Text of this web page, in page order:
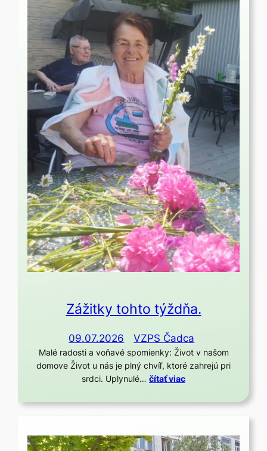
Zážitky tohto týždňa.
09.07.2026 VZPS Čadca
Malé radosti a voňavé spomienky: Život v našom
domove Život u nás je plný chvíľ, ktoré zahrejú pri
srdci. Uplynulé… čítať viac